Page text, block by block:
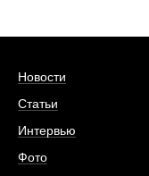
Новости
Статьи
Интервью
Фото